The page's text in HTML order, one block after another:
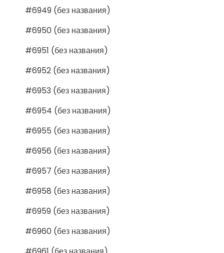
#6949 (без названия)
#6950 (без названия)
#6951 (без названия)
#6952 (без названия)
#6953 (без названия)
#6954 (без названия)
#6955 (без названия)
#6956 (без названия)
#6957 (без названия)
#6958 (без названия)
#6959 (без названия)
#6960 (без названия)